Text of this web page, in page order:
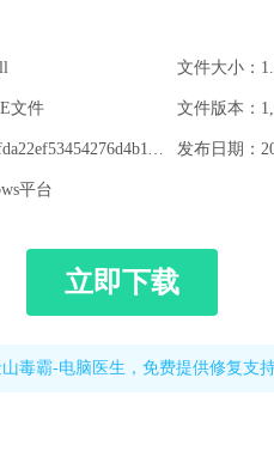
文件大小：
文件 文件版本：
发布日期：
平台
立即下载
山毒霸-电脑医生，免费提供修复支